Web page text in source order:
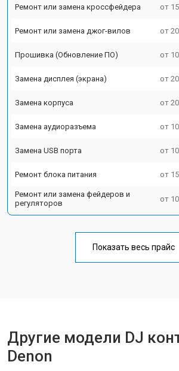
Ремонт или замена кроссфейдера от
Ремонт или замена джог-вилов от
Прошивка (Обновление ПО) от
Замена дисплея (экрана) от
Замена корпуса от
Замена аудиоразъема от
Замена USB порта от
Ремонт блока питания от
Ремонт или замена фейдеров и
регуляторов
от
Показать весь прайс
Другие модели DJ
Denon